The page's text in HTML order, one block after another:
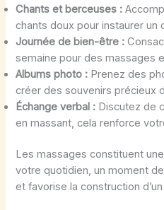
Chants et berceuses :
chants doux pour instaurer un
Journée de bien-être :
semaine pour des massages
Albums photo : Prenez des
créer des souvenirs précieux
Échange verbal : Discutez de
en massant, cela renforce
Les massages constituent
votre quotidien, un moment
et favorise la construction